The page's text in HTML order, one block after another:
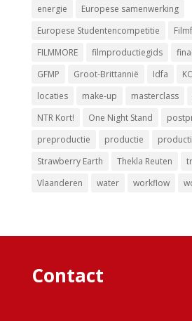
energie
Europese samenwerking
Europese Studentencompetitie
FILMMORE
filmproductiegids
GFMP
Groot-Brittannië Idfa
locaties
make-up masterclass
NTR Kort!
One Night Stand
preproductie
productie
Strawberry Earth
Thekla Reuten
Vlaanderen
water workflow
Contact